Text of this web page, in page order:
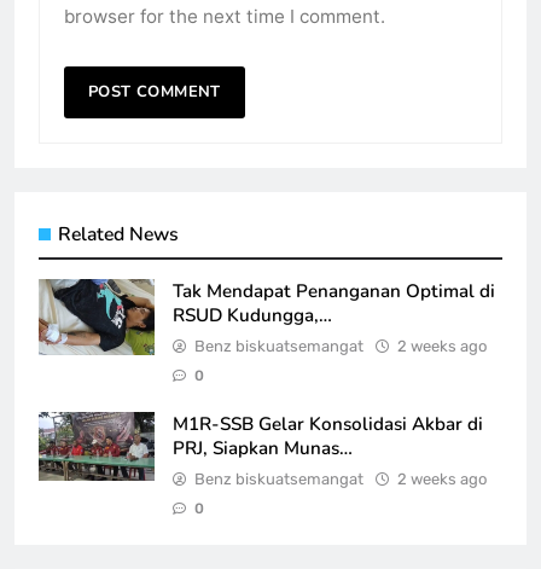
browser for the next time I comment.
Related News
Tak Mendapat Penanganan Optimal di
RSUD Kudungga,…
Benz biskuatsemangat 2 weeks ago
0
M1R-SSB Gelar Konsolidasi Akbar di
PRJ, Siapkan Munas…
Benz biskuatsemangat 2 weeks ago
0